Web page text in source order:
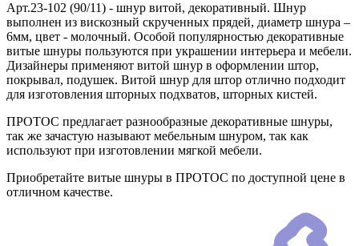
Арт.23-102 (90/11) - шнур витой, декоративный. Шнур
выполнен из вискозный скрученных прядей, диаметр шнура –
6мм, цвет - молочный. Особой популярностью декоративные
витые шнуры пользуются при украшении интерьера и мебели.
Дизайнеры применяют витой шнур в оформлении штор,
покрывал, подушек. Витой шнур для штор отлично подходит
для изготовления шторных подхватов, шторных кистей.
ПРОТОС предлагает разнообразные декоративные шнуры,
так же зачастую называют мебельным шнуром, так как
используют при изготовлении мягкой мебели.
Приобретайте витые шнуры в ПРОТОС по доступной цене в
отличном качестве.